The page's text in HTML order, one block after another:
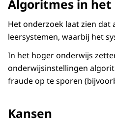
Algoritmes in
Het onderzoek laat zien
leersystemen, waarbij het
In het hoger onderwijs
onderwijsinstellingen
fraude op te sporen
Kansen